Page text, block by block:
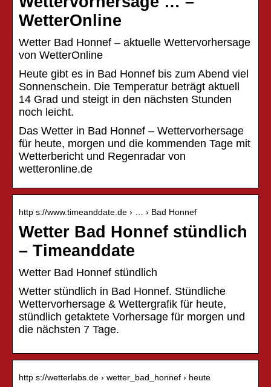
WetterOnline
Wetter Bad Honnef – aktuelle Wettervorhersage
von WetterOnline
Heute gibt es in Bad Honnef bis zum Abend viel
Sonnenschein. Die Temperatur beträgt aktuell
14 Grad und steigt in den nächsten Stunden
noch leicht.
Das Wetter in Bad Honnef – Wettervorhersage
für heute, morgen und die kommenden Tage mit
Wetterbericht und Regenradar von
wetteronline.de
http s://www.timeanddate.de › … › Bad Honnef
Wetter Bad Honnef stündlich
– Timeanddate
Wetter Bad Honnef stündlich
Wetter stündlich in Bad Honnef. Stündliche
Wettervorhersage & Wettergrafik für heute,
stündlich getaktete Vorhersage für morgen und
die nächsten 7 Tage.
http s://wetterlabs.de › wetter_bad_honnef › heute